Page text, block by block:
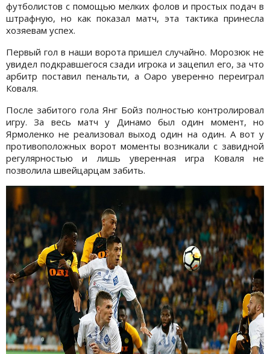
футболистов с помощью мелких фолов и простых подач в
штрафную, но как показал матч, эта тактика принесла
хозяевам успех.
Первый гол в наши ворота пришел случайно. Морозюк не
увидел подкравшегося сзади игрока и зацепил его, за что
арбитр поставил пенальти, а Оаро уверенно переиграл
Коваля.
После забитого гола Янг Бойз полностью контролировал
игру. За весь матч у Динамо был один момент, но
Ярмоленко не реализовал выход один на один. А вот у
противоположных ворот моменты возникали с завидной
регулярностью и лишь уверенная игра Коваля не
позволила швейцарцам забить.